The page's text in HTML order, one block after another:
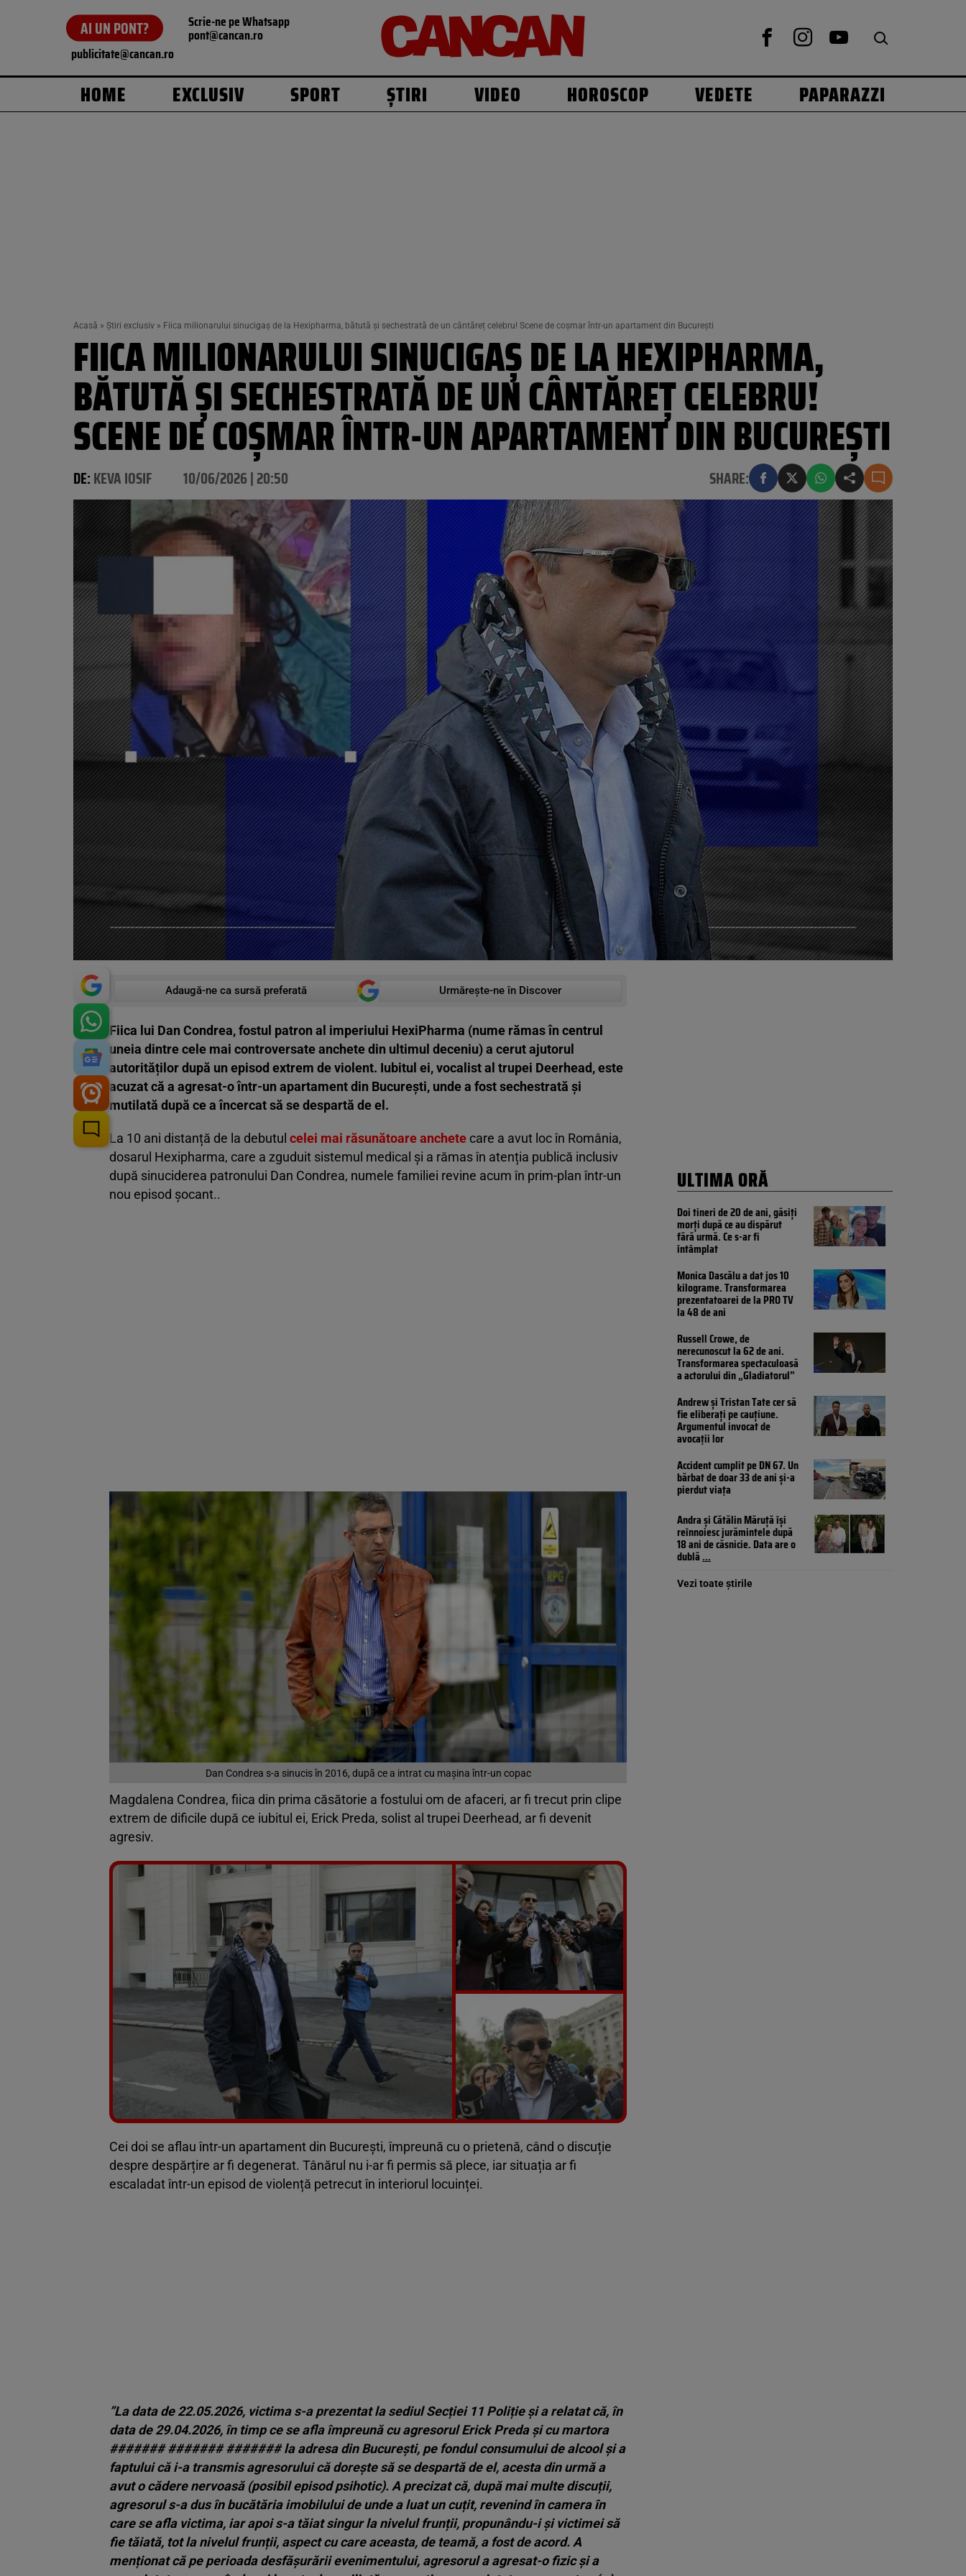
AI UN PONT? Scrie-ne pe Whatsapp
pont@cancan.ro
publicitate@cancan.ro
HOME EXCLUSIV SPORT ȘTIRI VIDEO HOROSCOP VEDETE PAPARAZZI
Acasă » Știri exclusiv » Fiica milionarului sinucigaș de la Hexipharma, bătută și sechestrată de un cântăreț celebru! Scene de coșmar într-un apartament din București
FIICA MILIONARULUI SINUCIGAȘ DE LA HEXIPHARMA,
BĂTUTĂ ȘI SECHESTRATĂ DE UN CÂNTĂREȚ CELEBRU!
SCENE DE COȘMAR ÎNTR-UN APARTAMENT DIN BUCUREȘTI
DE:KEVA IOSIF 10/06/2026 | 20:50 SHARE:
Adaugă-ne ca sursă preferată Urmărește-ne în Discover
Fiica lui Dan Condrea, fostul patron al imperiului HexiPharma (nume rămas în centrul
uneia dintre cele mai controversate anchete din ultimul deceniu) a cerut ajutorul
autorităților după un episod extrem de violent. Iubitul ei, vocalist al trupei Deerhead, este
acuzat că a agresat-o într-un apartament din București, unde a fost sechestrată și
mutilată după ce a încercat să se despartă de el.
La 10 ani distanță de la debutul celei mai răsunătoare anchete care a avut loc în România,
dosarul Hexipharma, care a zguduit sistemul medical și a rămas în atenția publică inclusiv
după sinuciderea patronului Dan Condrea, numele familiei revine acum în prim-plan într-un
nou episod șocant..
Dan Condrea s-a sinucis în 2016, după ce a intrat cu mașina într-un copac
Magdalena Condrea, fiica din prima căsătorie a fostului om de afaceri, ar fi trecut prin clipe
extrem de dificile după ce iubitul ei, Erick Preda, solist al trupei Deerhead, ar fi devenit
agresiv.
Vezi galeria foto
8 poze
Cei doi se aflau într-un apartament din București, împreună cu o prietenă, când o discuție
despre despărțire ar fi degenerat. Tânărul nu i-ar fi permis să plece, iar situația ar fi
escaladat într-un episod de violență petrecut în interiorul locuinței.
”La data de 22.05.2026, victima s-a prezentat la sediul Secției 11 Poliție și a relatat că, în
data de 29.04.2026, în timp ce se afla împreună cu agresorul Erick Preda și cu martora
####### ####### ####### la adresa din București, pe fondul consumului de alcool și a
faptului că i-a transmis agresorului că dorește să se despartă de el, acesta din urmă a
avut o cădere nervoasă (posibil episod psihotic). A precizat că, după mai multe discuții,
agresorul s-a dus în bucătăria imobilului de unde a luat un cuțit, revenind în camera în
care se afla victima, iar apoi s-a tăiat singur la nivelul frunții, propunându-i și victimei să
fie tăiată, tot la nivelul frunții, aspect cu care aceasta, de teamă, a fost de acord. A
menționat că pe perioada desfășurării evenimentului, agresorul a agresat-o fizic și a
ULTIMA ORĂ
Doi tineri de 20 de ani, găsiți
morți după ce au dispărut
fără urmă. Ce s-ar fi
întâmplat
Monica Dascălu a dat jos 10
kilograme. Transformarea
prezentatoarei de la PRO TV
la 48 de ani
Russell Crowe, de
nerecunoscut la 62 de ani.
Transformarea spectaculoasă
a actorului din „Gladiatorul”
Andrew și Tristan Tate cer să
fie eliberați pe cauțiune.
Argumentul invocat de
avocații lor
Accident cumplit pe DN 67. Un
bărbat de doar 33 de ani și-a
pierdut viața
Andra și Cătălin Măruță își
reînnoiesc jurămintele după
18 ani de căsnicie. Data are o
dublă...
Vezi toate știrile